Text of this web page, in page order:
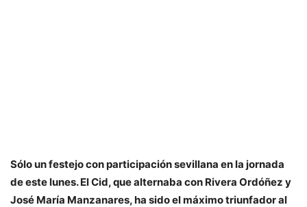
Sólo un festejo con participación sevillana en la jornada
de este lunes. El Cid, que alternaba con Rivera Ordóñez y
José María Manzanares, ha sido el máximo triunfador al